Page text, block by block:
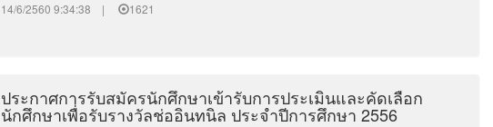
14/6/2560 9:34:38 | 1621
ประกาศการรับสมัครนักศึกษาเข้ารับการประเมินและคัดเลือก
นักศึกษาเพื่อรับรางวัลช่ออินทนิล ประจำปีการศึกษา 2556